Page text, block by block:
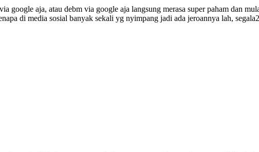
google aja, atau debm via google aja langsung merasa super paham dan
di media sosial banyak sekali yg nyimpang jadi ada jeroannya lah,